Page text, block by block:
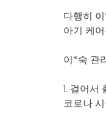
다행히
아기 케
이*숙 관
1. 걸어서
코로나